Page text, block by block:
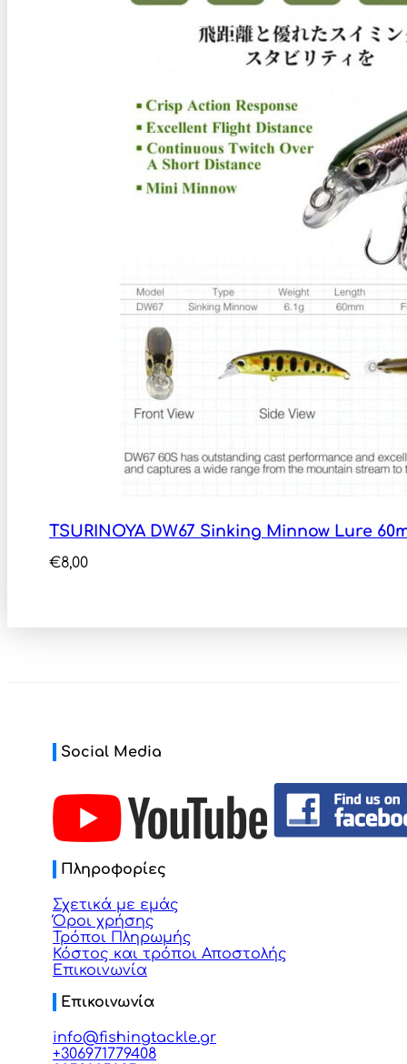
TSURINOYA DW67 Sinking Minnow Lure
€8,00
Social Media
Πληροφορίες
Σχετικά με εμάς
Όροι χρήσης
Τρόποι Πληρωμής
Κόστος και τρόποι Αποστολής
Επικοινωνία
Επικοινωνία
info@fishingtackle.gr
+306971779408